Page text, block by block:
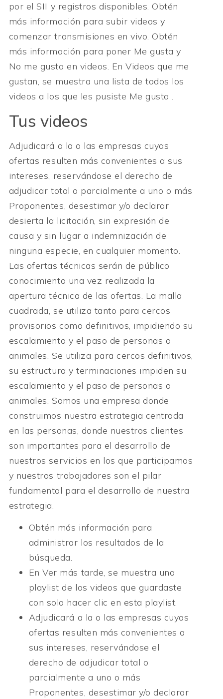
por el SII y registros disponibles. Obtén
más información para subir videos y
comenzar transmisiones en vivo. Obtén
más información para poner Me gusta y
No me gusta en videos. En Videos que me
gustan, se muestra una lista de todos los
videos a los que les pusiste Me gusta .
Tus videos
Adjudicará a la o las empresas cuyas
ofertas resulten más convenientes a sus
intereses, reservándose el derecho de
adjudicar total o parcialmente a uno o más
Proponentes, desestimar y/o declarar
desierta la licitación, sin expresión de
causa y sin lugar a indemnización de
ninguna especie, en cualquier momento.
Las ofertas técnicas serán de público
conocimiento una vez realizada la
apertura técnica de las ofertas. La malla
cuadrada, se utiliza tanto para cercos
provisorios como definitivos, impidiendo su
escalamiento y el paso de personas o
animales. Se utiliza para cercos definitivos,
su estructura y terminaciones impiden su
escalamiento y el paso de personas o
animales. Somos una empresa donde
construimos nuestra estrategia centrada
en las personas, donde nuestros clientes
son importantes para el desarrollo de
nuestros servicios en los que participamos
y nuestros trabajadores son el pilar
fundamental para el desarrollo de nuestra
estrategia.
Obtén más información para
administrar los resultados de la
búsqueda.
En Ver más tarde, se muestra una
playlist de los videos que guardaste
con solo hacer clic en esta playlist.
Adjudicará a la o las empresas cuyas
ofertas resulten más convenientes a
sus intereses, reservándose el
derecho de adjudicar total o
parcialmente a uno o más
Proponentes, desestimar y/o declarar